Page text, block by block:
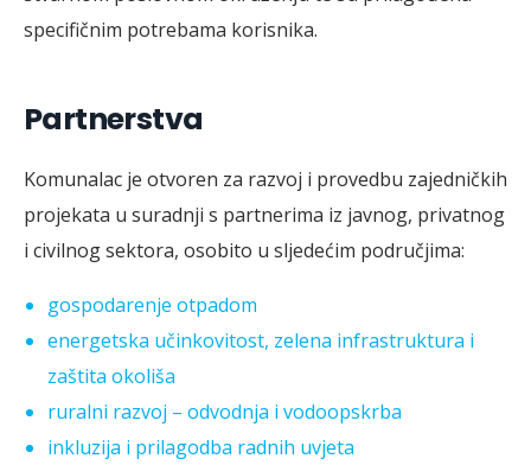
specifičnim potrebama korisnika.
Partnerstva
Komunalac je otvoren za razvoj i provedbu zajedničkih
projekata u suradnji s partnerima iz javnog, privatnog
i civilnog sektora, osobito u sljedećim područjima:
gospodarenje otpadom
energetska učinkovitost, zelena infrastruktura i
zaštita okoliša
ruralni razvoj – odvodnja i vodoopskrba
inkluzija i prilagodba radnih uvjeta